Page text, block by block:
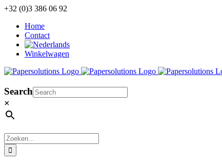
Ga
inhoud
+32 (0)3 386 06 92
Home
Contact
Winkelwagen
Search
×
Zoeken
naar: